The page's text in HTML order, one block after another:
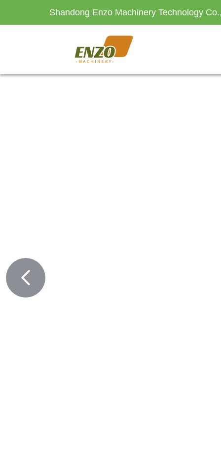
Shandong Enzo Machinery Technology